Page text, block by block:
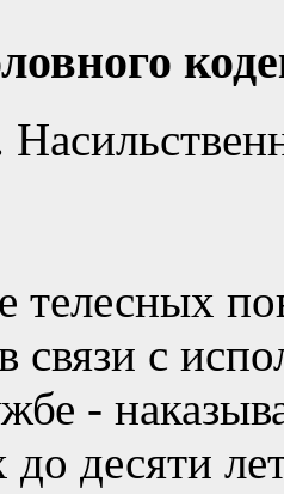
телесных
связи с
-
до десяти